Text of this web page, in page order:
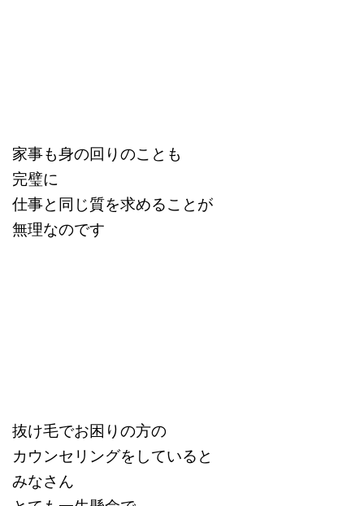
家事も身の回りのことも
完璧に
仕事と同じ質を求めることが
無理なのです
抜け毛でお困りの方の
カウンセリングをしていると
みなさん